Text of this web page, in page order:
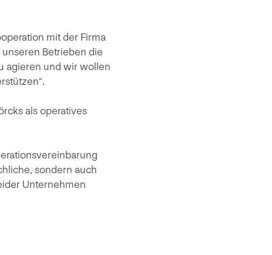
mit der Firma
unseren Betrieben die
agieren und wir wollen
als operatives
sondern auch
Unternehmen